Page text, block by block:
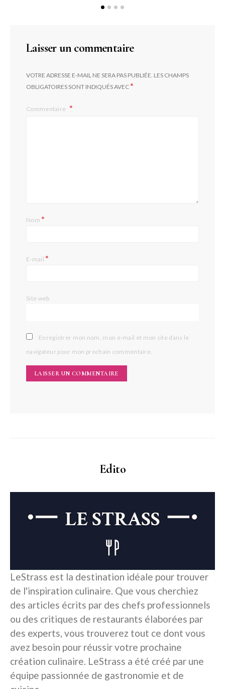
Laisser un commentaire
VOTRE ADRESSE E-MAIL NE SERA PAS PUBLIÉE. LES CHAMPS
OBLIGATOIRES SONT INDIQUÉS AVEC*
Commentaire
Nom*
E-mail*
Site web
Enregistrer mon nom, mon e-mail et mon site dans le
navigateur pour mon prochain commentaire.
Edito
LeStrass est la destination idéale pour trouver
de l'inspiration culinaire. Que vous cherchiez
des articles écrits par des chefs professionnels
ou des critiques de restaurants élaborées par
des experts, vous trouverez tout ce dont vous
avez besoin pour réussir votre prochaine
création culinaire. LeStrass a été créé par une
équipe passionnée de gastronomie et de